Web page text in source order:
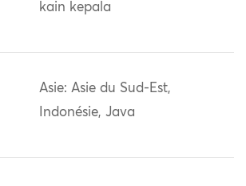
kain kepala
Asie: Asie du Sud-Est,
Indonésie, Java